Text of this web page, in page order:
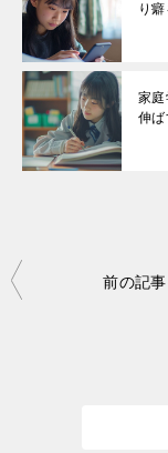
り
家
伸ば
投
前の記事